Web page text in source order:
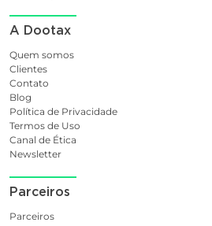
A Dootax
Quem somos
Clientes
Contato
Blog
Política de Privacidade
Termos de Uso
Canal de Ética
Newsletter
Parceiros
Parceiros